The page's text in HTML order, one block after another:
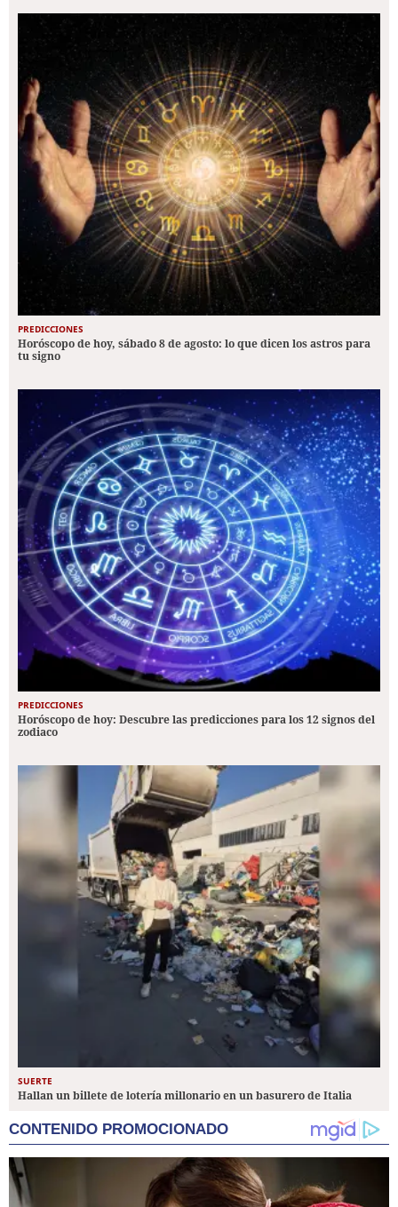
PREDICCIONES
Horóscopo de hoy, sábado 8 de agosto: lo que dicen los astros para
tu signo
PREDICCIONES
Horóscopo de hoy: Descubre las predicciones para los 12 signos del
zodiaco
SUERTE
Hallan un billete de lotería millonario en un basurero de Italia
CONTENIDO PROMOCIONADO